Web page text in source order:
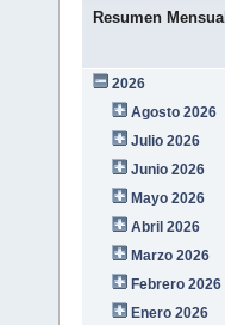
Resumen Mensual
2026
Agosto 2026
Julio 2026
Junio 2026
Mayo 2026
Abril 2026
Marzo 2026
Febrero 2026
Enero 2026